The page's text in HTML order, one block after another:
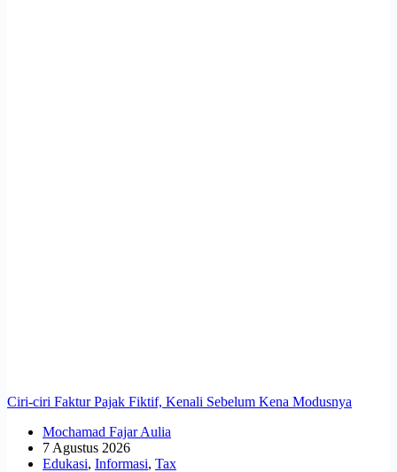
Ciri-ciri Faktur Pajak Fiktif, Kenali Sebelum Kena Modusnya
Mochamad Fajar Aulia
7 Agustus 2026
Edukasi, Informasi, Tax